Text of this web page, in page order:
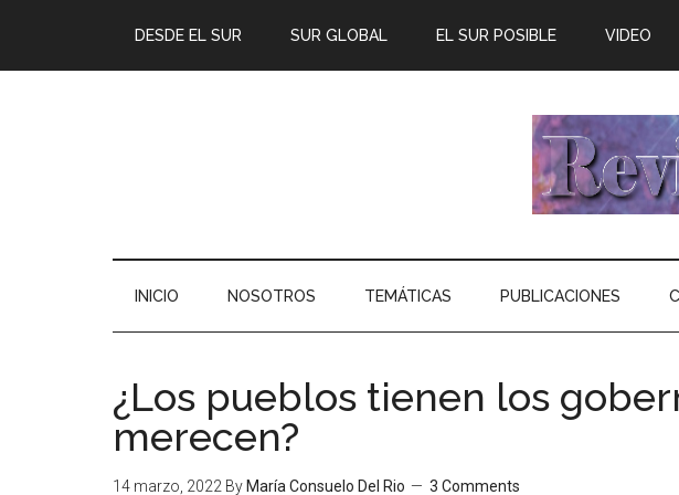
DESDE EL SUR SUR GLOBAL EL SUR POSIBLE VIDEO
INICIO NOSOTROS TEMÁTICAS PUBLICACIONES
¿Los pueblos tienen los
merecen?
14 marzo, 2022 By María Consuelo Del Rio 3 Comments